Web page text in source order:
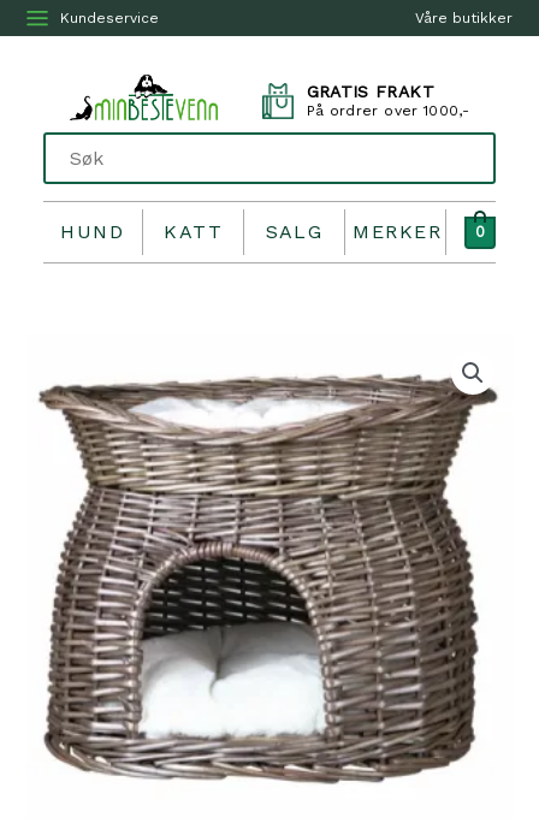
Våre butikker
Kundeservice
GRATIS FRAKT
På ordrer over 1000,-
HUND KATT SALG MERKER 0